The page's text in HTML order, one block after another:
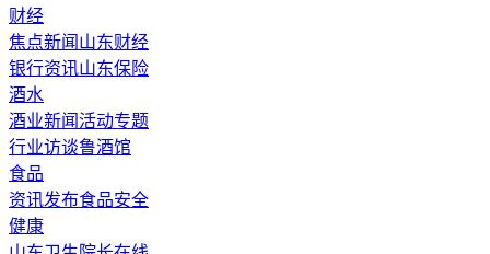
财经
焦点新闻 山东财经
银行资讯山东保险
酒水
酒业新闻活动专题
行业访谈鲁酒馆
食品
资讯发布食品安全
健康